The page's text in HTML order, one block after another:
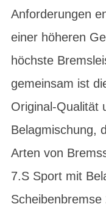
Anforderungen
einer höheren
höchste
gemeinsam ist
Original-Qualität
Belagmischung,
Arten von
7.S Sport mit